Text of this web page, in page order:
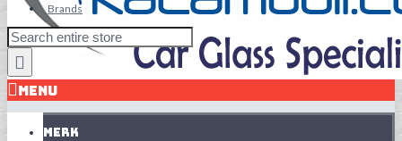
Brands
MENU
MERK